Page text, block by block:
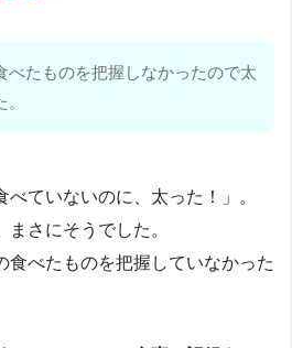
べたものを把握しなかったので太
ていないのに、太った！」。
さにそうでした。
食べたものを把握していなかった